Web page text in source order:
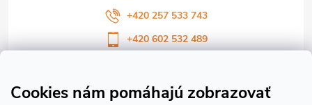
Cookies nám pomáhajú zobrazovať
+420 257 533 743
+420 602 532 489
Sledujte náš vlog CHN_CZ